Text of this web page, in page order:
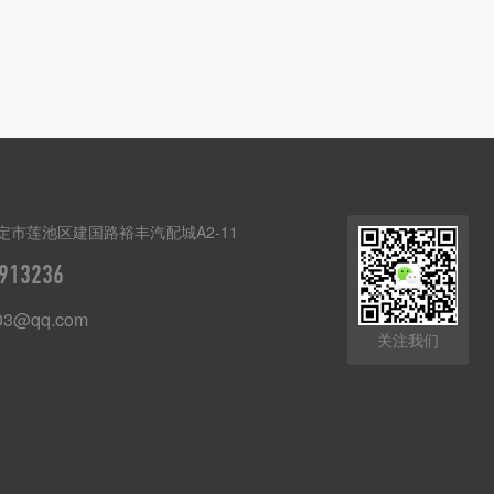
市莲池区建国路裕丰汽配城A2-11
关注我们